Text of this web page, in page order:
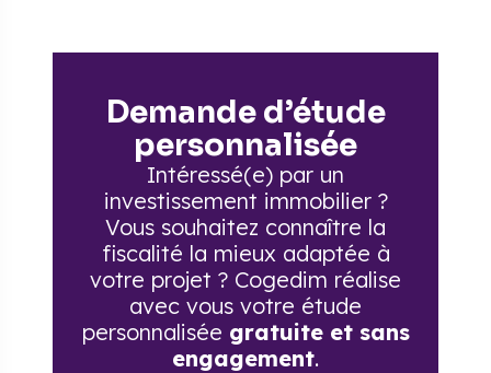
Demande d’étude
personnalisée
Intéressé(e) par un
investissement immobilier ?
Vous souhaitez connaître la
fiscalité la mieux adaptée à
votre projet ? Cogedim réalise
avec vous votre étude
personnalisée gratuite et sans
engagement.